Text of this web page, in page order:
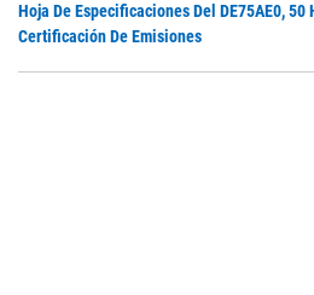
Hoja De Especificaciones Del DE75AE0, 50
Certificación De Emisiones